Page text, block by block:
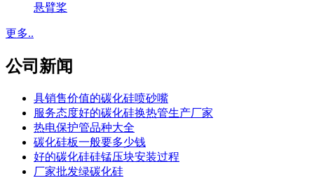
悬臂桨
更多..
公司新闻
具销售价值的碳化硅喷砂嘴
服务态度好的碳化硅换热管生产厂家
热电保护管品种大全
碳化硅板一般要多少钱
好的碳化硅硅锰压块安装过程
厂家批发绿碳化硅